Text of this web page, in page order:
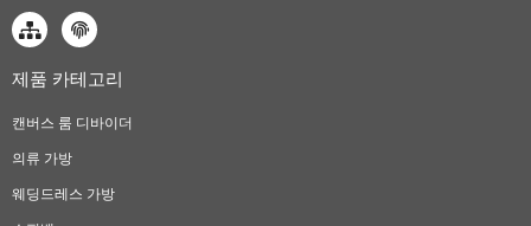
제품 카테고리
캔버스 룸 디바이더
의류 가방
웨딩드레스 가방